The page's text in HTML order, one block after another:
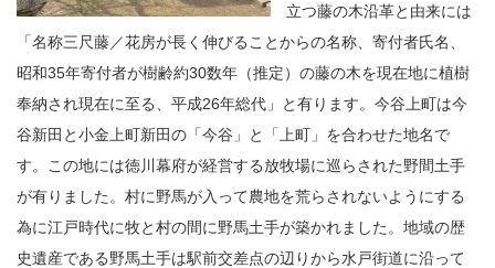
立つ藤の木沿革と由来には
「名称三尺藤／花房が長く伸びることからの名称、寄付者氏名、
昭和35年寄付者が樹齢約30数年（推定）の藤の木を現在地に植樹
奉納され現在に至る、平成26年総代」と有ります。今谷上町は今
谷新田と小金上町新田の「今谷」と「上町」を合わせた地名で
す。この地には徳川幕府が経営する放牧場に巡らされた野間土手
が有りました。村に野馬が入って農地を荒らされないようにする
為に江戸時代に牧と村の間に野馬土手が築かれました。地域の歴
史遺産である野馬土手は駅前交差点の辺りから水戸街道に沿って